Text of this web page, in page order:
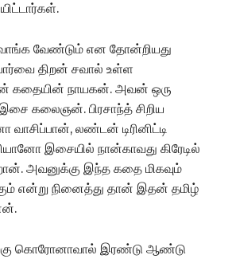
வேண்டும் என தோன்றியது
திறன் சவால் உள்ள
கதையின் நாயகன். அவன் ஒரு
கலைஞன். பிரசாந்த் சிறிய
வாசிப்பான், லண்டன் டிரினிட்டி
இசையில் நான்காவது கிரேடில்
அவனுக்கு இந்த கதை மிகவும்
என்று நினைத்து தான் இதன் தமிழ்
கொரோனாவால் இரண்டு ஆண்டு